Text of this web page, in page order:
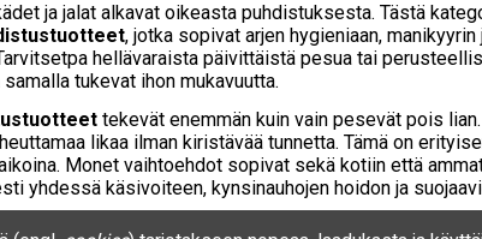
ja jalat alkavat oikeasta puhdistuksesta. Tästä
, jotka sopivat arjen hygieniaan,
hellävaraista päivittäistä pesua tai
tukevat ihon mukavuutta.
tekevät enemmän kuin vain pesevät pois
likaa ilman kiristävää tunnetta. Tämä on
Monet vaihtoehdot sopivat sekä kotiin että
yhdessä käsivoiteen, kynsinauhojen hoidon ja